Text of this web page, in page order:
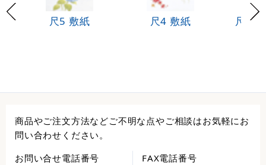
尺5 敷紙 尺4 敷紙 尺3
商品やご注文方法などご不明な点やご相談はお気軽にお
問い合わせください。
お問い合せ電話番号
FAX電話番号